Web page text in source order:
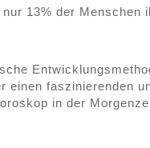
13% der Menschen
einen faszinierenden
in der